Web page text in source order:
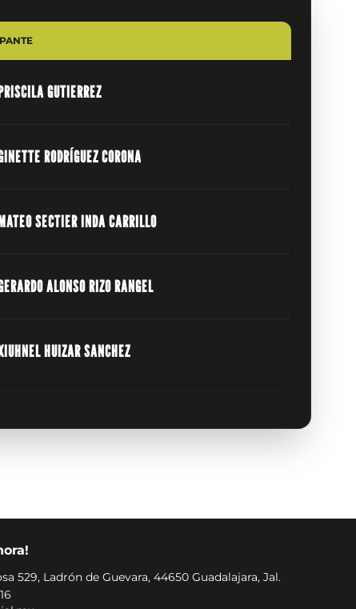
GUTIERREZ
RODRÍGUEZ CORONA
SECTIER INDA CARRILLO
ALONSO RIZO RANGEL
HUIZAR SANCHEZ
529, Ladrón de Guevara, 44650 Guadalajara, Jal.